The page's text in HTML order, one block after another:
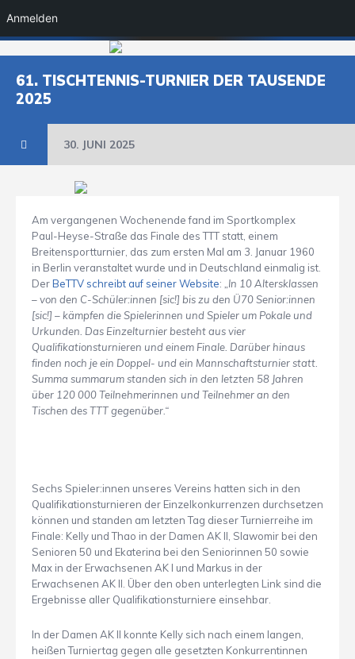
61. TISCHTENNIS-TURNIER DER TAUSENDE
2025
30. JUNI 2025
Am vergangenen Wochenende fand im Sportkomplex
Paul-Heyse-Straße das Finale des TTT statt, einem
Breitensportturnier, das zum ersten Mal am 3. Januar 1960
in Berlin veranstaltet wurde und in Deutschland einmalig ist.
DerBeTTV schreibt auf seiner Website:
„In 10 Altersklassen
– von den C-Schüler:innen [sic!] bis zu den Ü70 Senior:innen
[sic!] – kämpfen die Spielerinnen und Spieler um Pokale und
Urkunden. Das Einzelturnier besteht aus vier
Qualifikationsturnieren und einem Finale. Darüber hinaus
finden noch je ein Doppel- und ein Mannschaftsturnier statt.
Summa summarum standen sich in den letzten 58 Jahren
über 120 000 Teilnehmerinnen und Teilnehmer an den
Tischen des TTT gegenüber.“
Sechs Spieler:innen unseres Vereins hatten sich in den
Qualifikationsturnieren der Einzelkonkurrenzen durchsetzen
können und standen am letzten Tag dieser Turnierreihe im
Finale: Kelly und Thao in der Damen AK II, Slawomir bei den
Senioren 50 und Ekaterina bei den Seniorinnen 50 sowie
Max in der Erwachsenen AK I und Markus in der
Erwachsenen AK II. Über den oben unterlegten Link sind die
Ergebnisse aller Qualifikationsturniere einsehbar.
In der Damen AK II konnte Kelly sich nach einem langen,
heißen Turniertag gegen alle gesetzten Konkurrentinnen
Anmelden